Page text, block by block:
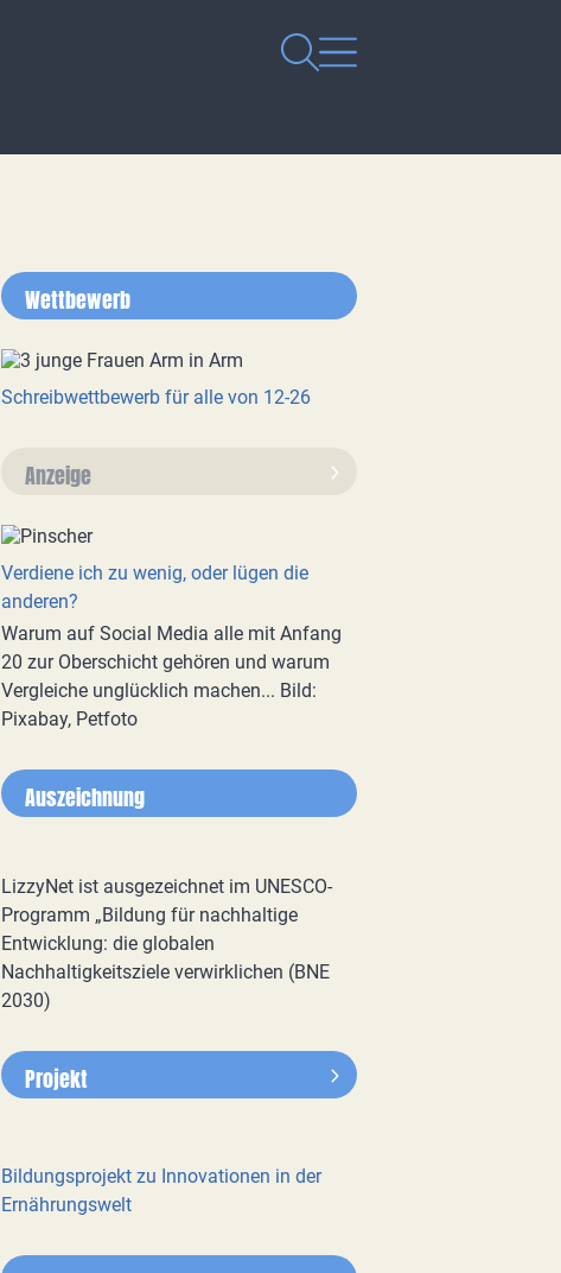
Wettbewerb
Schreibwettbewerb für alle von 12-26
Anzeige
Verdiene ich zu wenig, oder lügen die
anderen?
Warum auf Social Media alle mit Anfang
20 zur Oberschicht gehören und warum
Vergleiche unglücklich machen... Bild:
Pixabay, Petfoto
Auszeichnung
LizzyNet ist ausgezeichnet im UNESCO-
Programm „Bildung für nachhaltige
Entwicklung: die globalen
Nachhaltigkeitsziele verwirklichen (BNE
2030)
Projekt
Bildungsprojekt zu Innovationen in der
Ernährungswelt